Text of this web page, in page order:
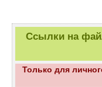
Ссылки на
Только для